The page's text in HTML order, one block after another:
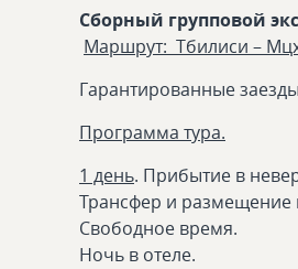
Сборный групповой
Маршрут: Тбилиси –
Гарантированные
Программа тура.
1 день. Прибытие в
Трансфер и размещение
Свободное время.
Ночь в отеле.